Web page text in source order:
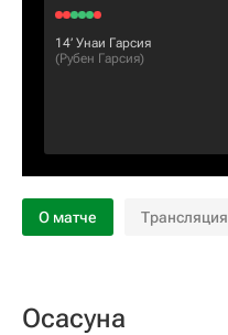
14‎’‎ Унаи Гарсия
(Рубен Гарсия)
О матче Трансляция
Осасуна